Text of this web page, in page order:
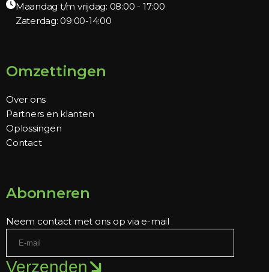
Maandag t/m vrijdag: 08:00 - 17:00
Zaterdag: 09:00-14:00
Omzettingen
Over ons
Partners en klanten
Oplossingen
Contact
Abonneren
Neem contact met ons op via e-mail
Verzenden